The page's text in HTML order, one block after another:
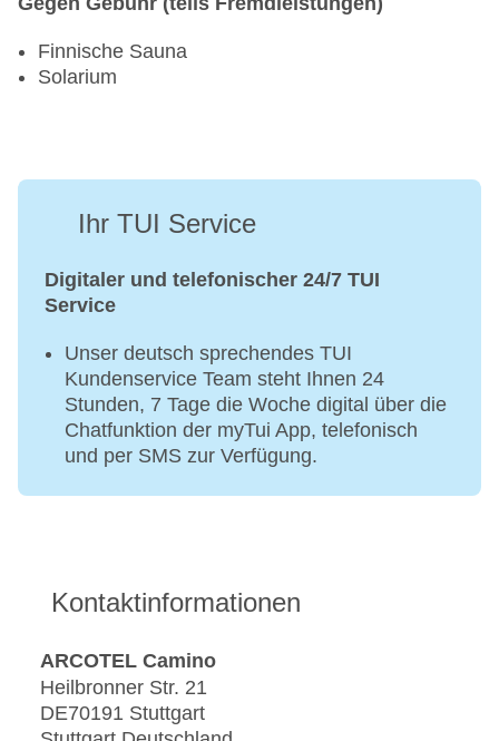
Finnische Sauna
Solarium
Ihr TUI Service
Digitaler und telefonischer 24/7 TUI
Service
Unser deutsch sprechendes TUI
Kundenservice Team steht Ihnen 24
Stunden, 7 Tage die Woche digital über die
Chatfunktion der myTui App, telefonisch
und per SMS zur Verfügung.
Kontaktinformationen
ARCOTEL Camino
Heilbronner Str. 21
DE70191 Stuttgart